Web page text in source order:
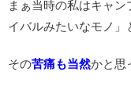
まぁ当時の私はキャ
イバルみたいなモノ」
その苦痛も当然かと思